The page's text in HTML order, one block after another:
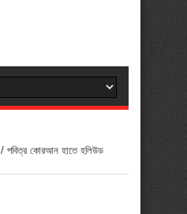
/ পবিত্র কোরআন হাতে হলিউড